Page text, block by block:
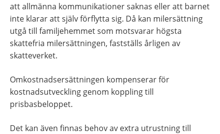
att allmänna kommunikationer saknas eller att barnet
inte klarar att själv förflytta sig. Då kan milersättning
utgå till familjehemmet som motsvarar högsta
skattefria milersättningen, fastställs årligen av
skatteverket.
Omkostnadsersättningen kompenserar för
kostnadsutveckling genom koppling till
prisbasbeloppet.
Det kan även finnas behov av extra utrustning till